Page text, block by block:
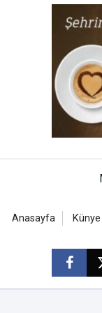
Anasayfa Künye